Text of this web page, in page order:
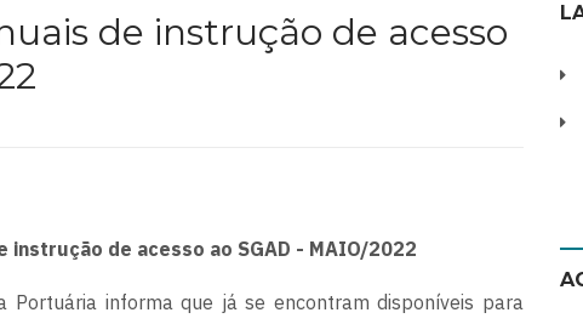
de instrução de acesso
instrução de acesso ao SGAD - MAIO/2022
Portuária informa que já se encontram disponíveis para